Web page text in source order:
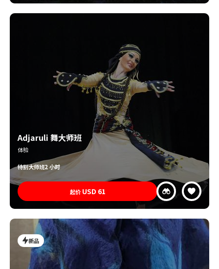
Adjaruli 舞大师班
体验
特别大师班2 小时
起价 USD 61
新品